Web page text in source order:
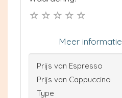
Meer informatie
Prijs van Espresso
Prijs van Cappuccino
Type